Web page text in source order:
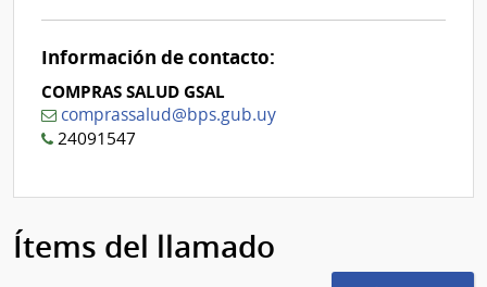
0
Información de contacto:
COMPRAS SALUD GSAL
comprassalud@bps.gub.uy
24091547
Ítems del llamado